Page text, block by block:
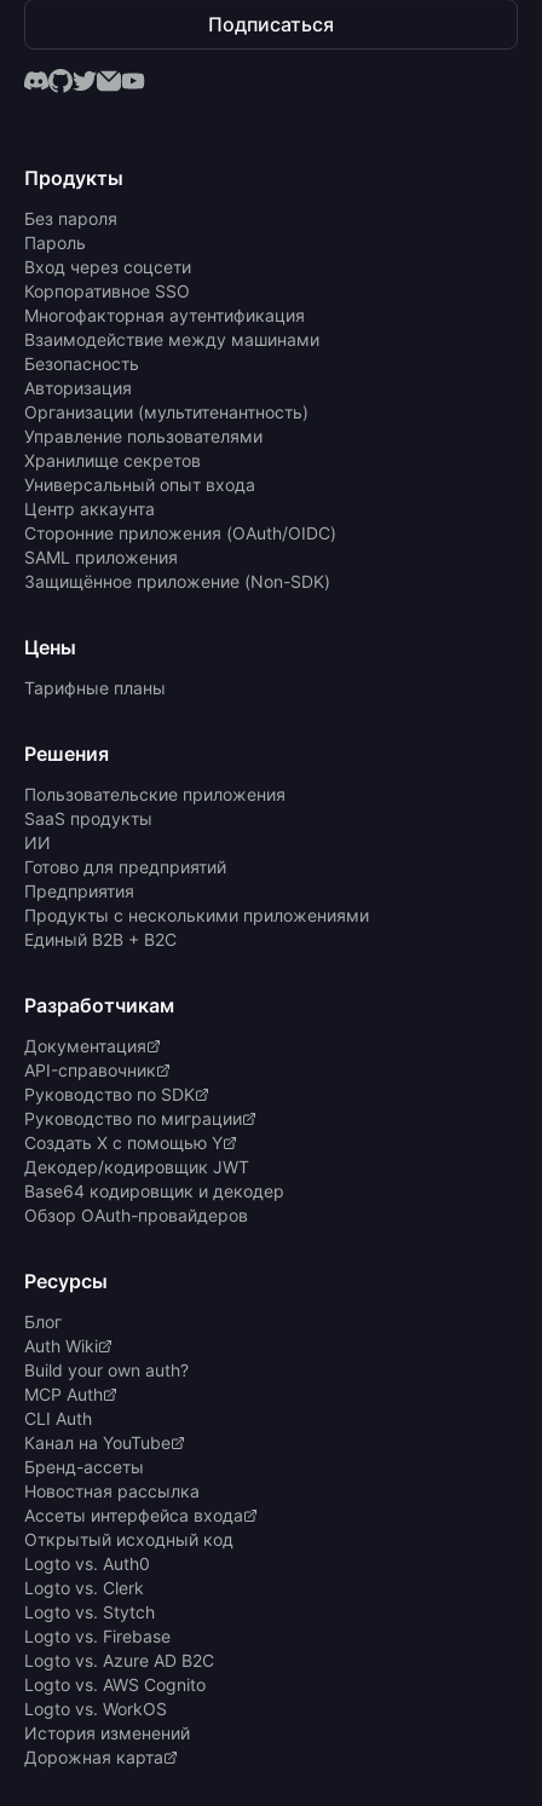
Подписаться
Продукты
Без пароля
Пароль
Вход через соцсети
Корпоративное SSO
Многофакторная аутентификация
Взаимодействие между машинами
Безопасность
Авторизация
Организации (мультитенантность)
Управление пользователями
Хранилище секретов
Универсальный опыт входа
Центр аккаунта
Сторонние приложения (OAuth/OIDC)
SAML приложения
Защищённое приложение (Non-SDK)
Цены
Тарифные планы
Решения
Пользовательские приложения
SaaS продукты
ИИ
Готово для предприятий
Предприятия
Продукты с несколькими приложениями
Единый B2B + B2C
Разработчикам
Документация
API-справочник
Руководство по SDK
Руководство по миграции
Создать X с помощью Y
Декодер/кодировщик JWT
Base64 кодировщик и декодер
Обзор OAuth-провайдеров
Ресурсы
Блог
Auth Wiki
Build your own auth?
MCP Auth
CLI Auth
Канал на YouTube
Бренд-ассеты
Новостная рассылка
Ассеты интерфейса входа
Открытый исходный код
Logto vs. Auth0
Logto vs. Clerk
Logto vs. Stytch
Logto vs. Firebase
Logto vs. Azure AD B2C
Logto vs. AWS Cognito
Logto vs. WorkOS
История изменений
Дорожная карта